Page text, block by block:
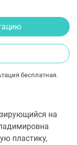
бесплатная.
на
пластику,